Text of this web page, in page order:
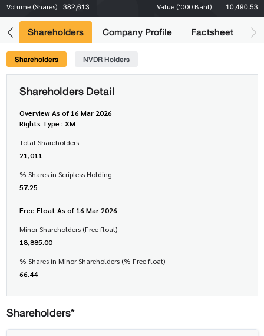
Volume (Shares) 382,613 Value ('000 Baht) 10,490.53
Shareholders Company Profile Factsheet
Shareholders NVDR Holders
Shareholders Detail
Overview As of 16 Mar 2026
Rights Type : XM
Total Shareholders
21,011
% Shares in Scripless Holding
57.25
Free Float As of 16 Mar 2026
Minor Shareholders (Free float)
18,885.00
% Shares in Minor Shareholders (% Free float)
66.44
Shareholders*